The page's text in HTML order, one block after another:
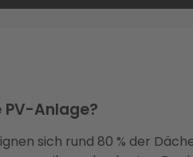
Anlage?
sich rund 80 % der